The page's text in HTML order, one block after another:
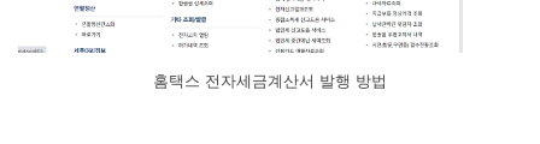
홈택스 전자세금계산서 발행 방법